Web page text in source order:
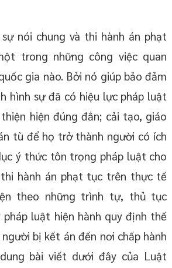
nói chung và thi hành án phạt
trong những công việc quan
gia nào. Bởi nó giúp bảo đảm
hình sự đã có hiệu lực pháp luật
hiện đúng đắn; cải tạo, giáo
tù để họ trở thành người có ích
ý thức tôn trọng pháp luật cho
hành án phạt tục trên thực tế
theo những trình tự, thủ tục
pháp luật hiện hành quy định thế
bị kết án đến nơi chấp hành
bài viết dưới đây của Luật